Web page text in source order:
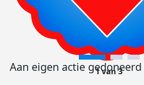
Aan eigen actie gedoneerd
1 van 3